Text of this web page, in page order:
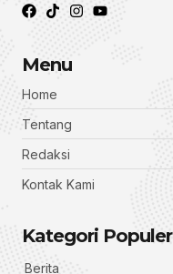
Menu
Home
Tentang
Redaksi
Kontak Kami
Kategori Populer
Berita